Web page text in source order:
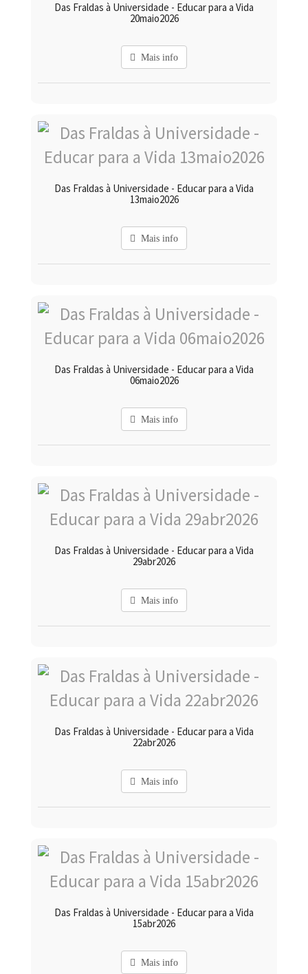
Das Fraldas à Universidade - Educar para a Vida
20maio2026
Mais info
Das Fraldas à Universidade - Educar para a Vida
13maio2026
Mais info
Das Fraldas à Universidade - Educar para a Vida
06maio2026
Mais info
Das Fraldas à Universidade - Educar para a Vida
29abr2026
Mais info
Das Fraldas à Universidade - Educar para a Vida
22abr2026
Mais info
Das Fraldas à Universidade - Educar para a Vida
15abr2026
Mais info